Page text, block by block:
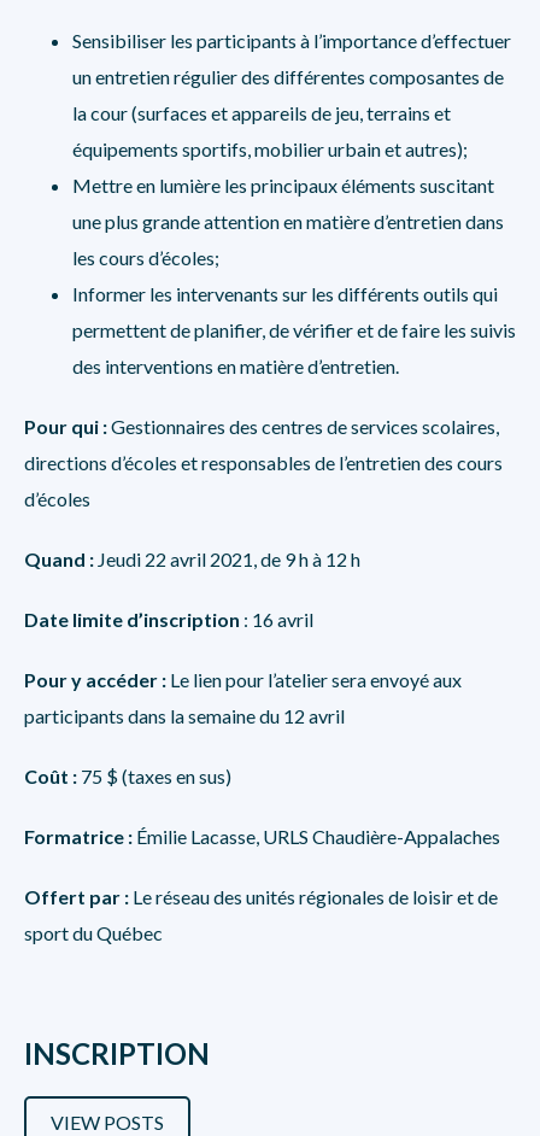
Sensibiliser les participants à l’importance d’effectuer
un entretien régulier des différentes composantes de
la cour (surfaces et appareils de jeu, terrains et
équipements sportifs, mobilier urbain et autres);
Mettre en lumière les principaux éléments suscitant
une plus grande attention en matière d’entretien dans
les cours d’écoles;
Informer les intervenants sur les différents outils qui
permettent de planifier, de vérifier et de faire les suivis
des interventions en matière d’entretien.
Pour qui :Gestionnaires des centres de services scolaires,
directions d’écoles et responsables de l’entretien des cours
d’écoles
Quand : Jeudi 22 avril 2021, de 9 h à 12 h
Date limite d’inscription : 16 avril
Pour y accéder : Le lien pour l’atelier sera envoyé aux
participants dans la semaine du 12 avril
Coût : 75 $ (taxes en sus)
Formatrice : Émilie Lacasse, URLS Chaudière-Appalaches
Offert par : Le réseau des unités régionales de loisir et de
sport du Québec
INSCRIPTION
VIEW POSTS